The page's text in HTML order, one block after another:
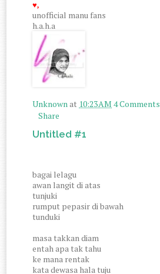
♥,
unofficial manu fans
h.a.h.a
Unknownat 10:23 AM 4 Comments
Share
Untitled #1
bagai lelagu
awan langit di atas
tunjuki
rumput pepasir di bawah
tunduki
masa takkan diam
entah apa tak tahu
ke mana rentak
kata dewasa hala tuju